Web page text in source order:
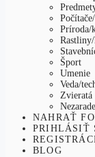
Príroda/
Šport
Umenie
Veda/
Zvieratá
NAHRAŤ
PRIHLÁSIŤ
BLOG